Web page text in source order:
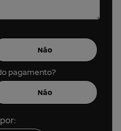
Não
pagamento?
Não